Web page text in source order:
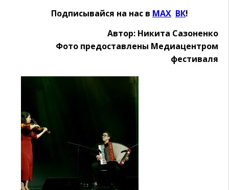
Подписывайся на нас в MAX ВК!
Автор: Никита Сазоненко
Фото предоставлены Медиацентром
фестиваля